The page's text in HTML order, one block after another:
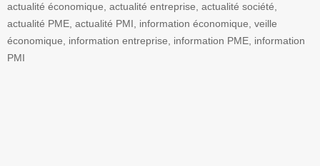
actualité économique, actualité entreprise, actualité société,
actualité PME, actualité PMI, information économique, veille
économique, information entreprise, information PME, information
PMI